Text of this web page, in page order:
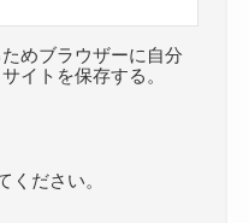
めブラウザーに自分
イトを保存する。
ください。